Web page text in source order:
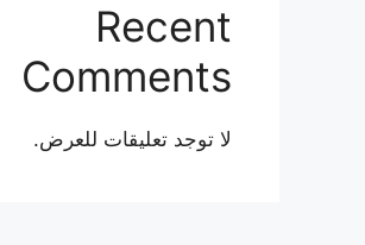
Recent
Comments
لا توجد تعليقات للعرض.